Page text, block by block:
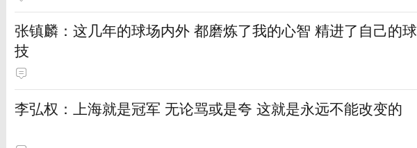
张镇麟：这几年的球场内外 都磨炼了我的心智 精进了自己的球
技
李弘权：上海就是冠军 无论骂或是夸 这就是永远不能改变的